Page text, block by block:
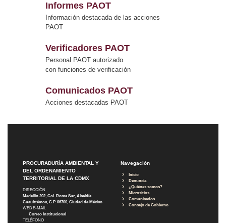
Informes PAOT
Información destacada de las acciones
PAOT
Verificadores PAOT
Personal PAOT autorizado
con funciones de verificación
Comunicados PAOT
Acciones destacadas PAOT
PROCURADURÍA AMBIENTAL Y
DEL ORDENAMIENTO
TERRITORIAL DE LA CDMX
DIRECCIÓN
Medellín 202, Col. Roma Sur, Alcaldía
Cuauhtémoc, C.P. 06700, Ciudad de México
WEB E-MAIL
Correo Institucional
TELÉFONO
Navegación
Inicio
Denuncia
¿Quiénes somos?
Micrositios
Comunicados
Consejo de Gobierno